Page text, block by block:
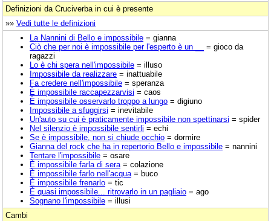
Definizioni da Cruciverba in cui è presente
»» Vedi tutte le definizioni
La Nannini di Bello e impossibile = gianna
Ciò che per noi è impossibile per l'esperto è un __
= gioco da
ragazzi
Lo è chi spera nell'impossibile = illuso
Impossibile da realizzare = inattuabile
Fa credere nell'impossibile = speranza
È impossibile raccapezzarvisi = caos
È impossibile osservarlo troppo a lungo = digiuno
Impossibile a sfuggirsi = inevitabile
Un'auto su cui è praticamente impossibile non spettinarsi = spider
Nel silenzio è impossibile sentirli = echi
Se è impossibile, non si chiude occhio = dormire
Gianna del rock che ha in repertorio Bello e impossibile = nannini
Tentare l'impossibile = osare
È impossibile farla di sera = colazione
È impossibile farlo nell'acqua = buco
È impossibile frenarlo = tic
È quasi impossibile... ritrovarlo in un pagliaio = ago
Sognano l'impossibile = illusi
Cambi